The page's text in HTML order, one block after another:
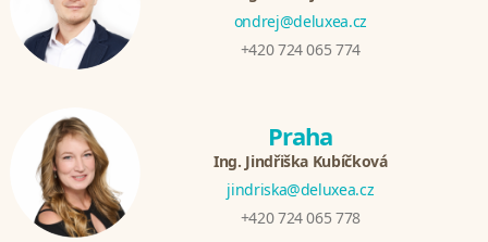
ondrej@deluxea.cz
+420 724 065 774
Praha
Ing. Jindřiška Kubíčková
jindriska@deluxea.cz
+420 724 065 778